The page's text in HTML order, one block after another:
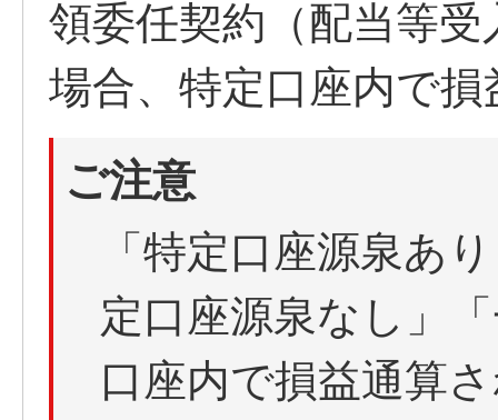
領委任契約（配当等
場合、特定口座内で
ご注意
「特定口座源泉あ
定口座源泉なし」
口座内で損益通算